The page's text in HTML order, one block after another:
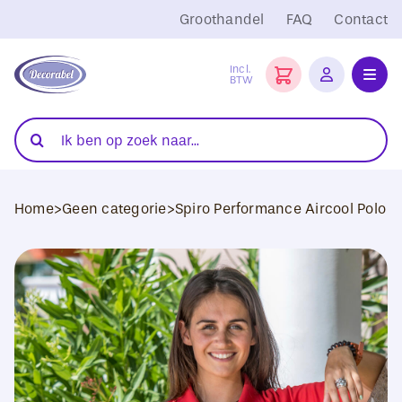
naar
inhoud
Groothandel FAQ Contact
Incl.
BTW
Folies
Transferpersen
Sublimatie
Blanco Textiel
Hobby Artikelen
DTF Transfers
Zoeken
naar:
Home>Geen categorie>Spiro Performance Aircool Polo